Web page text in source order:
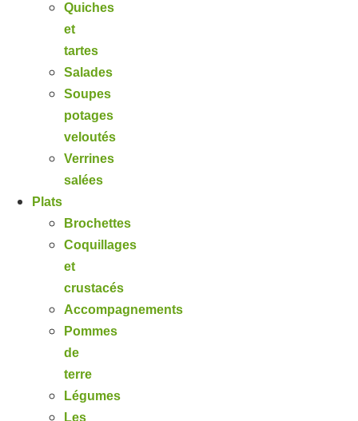
Quiches
et
tartes
Salades
Soupes
potages
veloutés
Verrines
salées
Plats
Brochettes
Coquillages
et
crustacés
Accompagnements
Pommes
de
terre
Légumes
Les